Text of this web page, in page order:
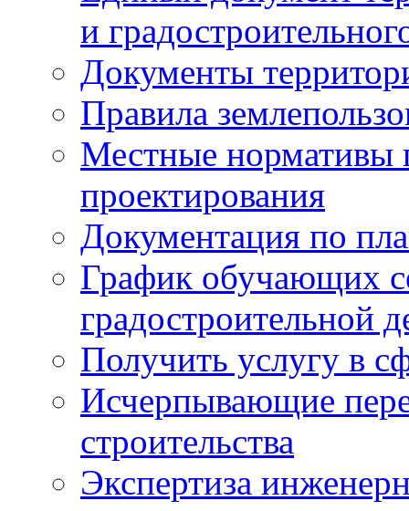
и
Документы
Правила
Местные нормативы
проектирования
Документация по
График обучающих
градостроительной
Получить услугу в
Исчерпывающие
строительства
Экспертиза